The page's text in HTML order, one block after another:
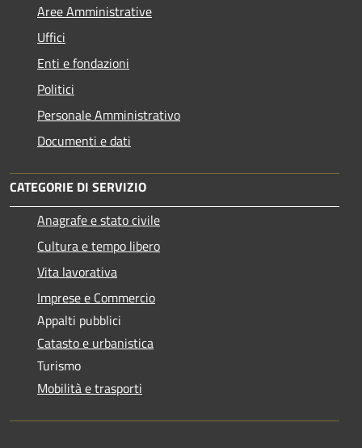
Aree Amministrative
Uffici
Enti e fondazioni
Politici
Personale Amministrativo
Documenti e dati
CATEGORIE DI SERVIZIO
Anagrafe e stato civile
Cultura e tempo libero
Vita lavorativa
Imprese e Commercio
Appalti pubblici
Catasto e urbanistica
Turismo
Mobilità e trasporti